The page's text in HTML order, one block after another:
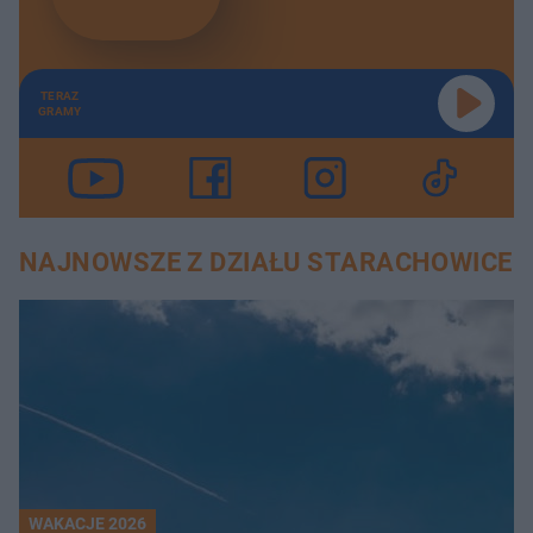
TERAZ
GRAMY
NAJNOWSZE Z DZIAŁU STARACHOWICE
WAKACJE 2026